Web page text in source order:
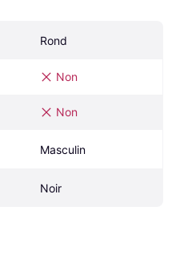
Rond
Non
Non
Masculin
Noir